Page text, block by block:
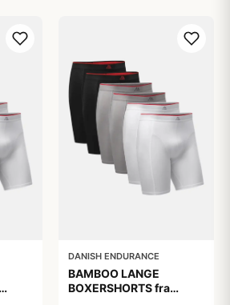
DANISH ENDURANCE
BAMBOO LANGE
BOXERSHORTS fra